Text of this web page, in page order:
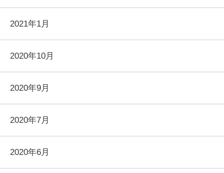
2021年1月
2020年10月
2020年9月
2020年7月
2020年6月